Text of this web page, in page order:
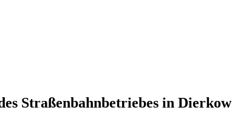
Straßenbahnbetriebes in Dierkow